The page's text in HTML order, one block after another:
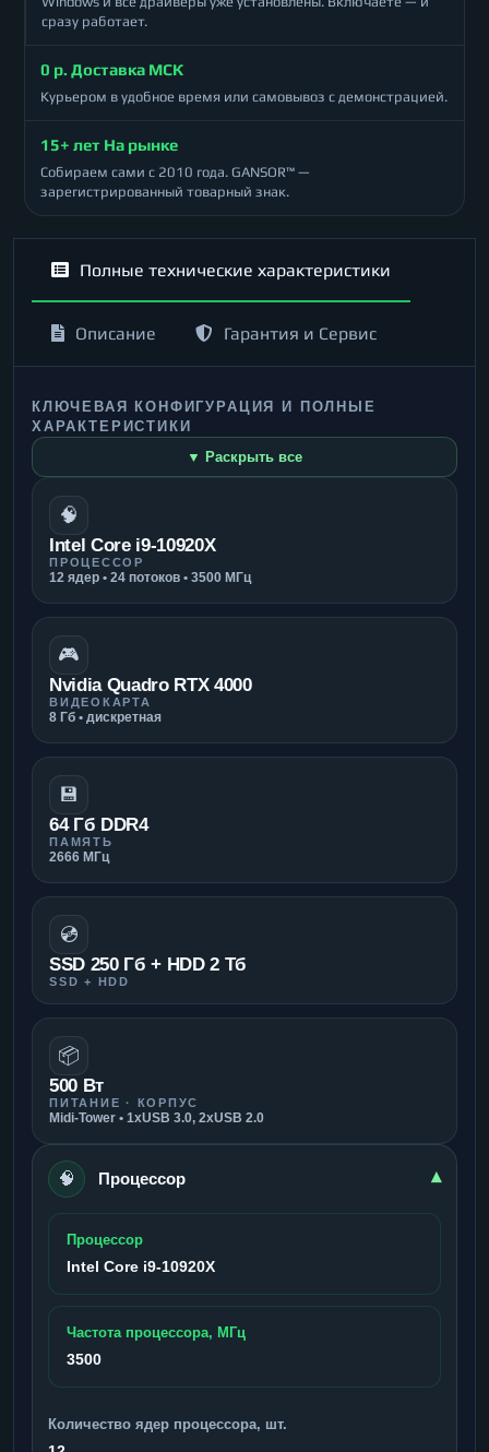
сразу работает.
0 р. Доставка МСК
Курьером в удобное время или самовывоз с демонстрацией.
15+ лет На рынке
Собираем сами с 2010 года. GANSOR™ —
зарегистрированный товарный знак.
Полные технические характеристики
Описание Гарантия и Сервис
КЛЮЧЕВАЯ КОНФИГУРАЦИЯ И ПОЛНЫЕ
ХАРАКТЕРИСТИКИ
▼ Раскрыть все
🧠
Intel Core i9-10920X
ПРОЦЕССОР
12 ядер • 24 потоков • 3500 МГц
🎮
Nvidia Quadro RTX 4000
ВИДЕОКАРТА
8 Гб • дискретная
💾
64 Гб DDR4
ПАМЯТЬ
2666 МГц
💿
SSD 250 Гб + HDD 2 Тб
SSD + HDD
📦
500 Вт
ПИТАНИЕ · КОРПУС
Midi-Tower • 1xUSB 3.0, 2xUSB 2.0
🧠 Процессор ▾
Процессор
Intel Core i9-10920X
Частота процессора, МГц
3500
Количество ядер процессора, шт.